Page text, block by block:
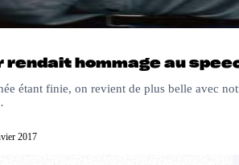
rendait hommage au
étant finie, on revient de plus belle avec
2017